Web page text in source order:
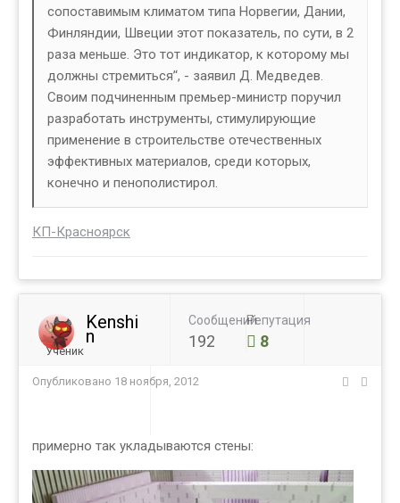
сопоставимым климатом типа Норвегии, Дании,
Финляндии, Швеции этот показатель, по сути, в 2
раза меньше. Это тот индикатор, к которому мы
должны стремиться’‘, - заявил Д. Медведев.
Своим подчиненным премьер-министр поручил
разработать инструменты, стимулирующие
применение в строительстве отечественных
эффективных материалов, среди которых,
конечно и пенополистирол.
КП-Красноярск
Kenshi
n
Ученик
Сообщений
192
Репутация
8
Опубликовано 18 ноября, 2012
примерно так укладываются стены: